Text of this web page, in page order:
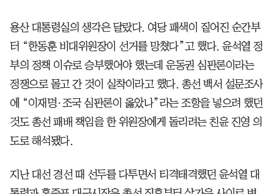
용산 대통령실의 생각은 달랐다. 여당 패색이 짙어진 순간부
터 “한동훈 비대위원장이 선거를 망쳤다”고 했다. 윤석열 정
부의 정책 이슈로 승부했어야 했는데 운동권 심판론이라는
정쟁으로 몰고 간 것이 실착이라고 했다. 총선 백서 설문조사
에 “이재명·조국 심판론이 옳았나”라는 조항을 넣으려 했던
것도 총선 패배 책임을 한 위원장에게 돌리려는 친윤 진영 의
도로 해석됐다.
지난 대선 경선 때 선두를 다투면서 티격태격했던 윤석열 대